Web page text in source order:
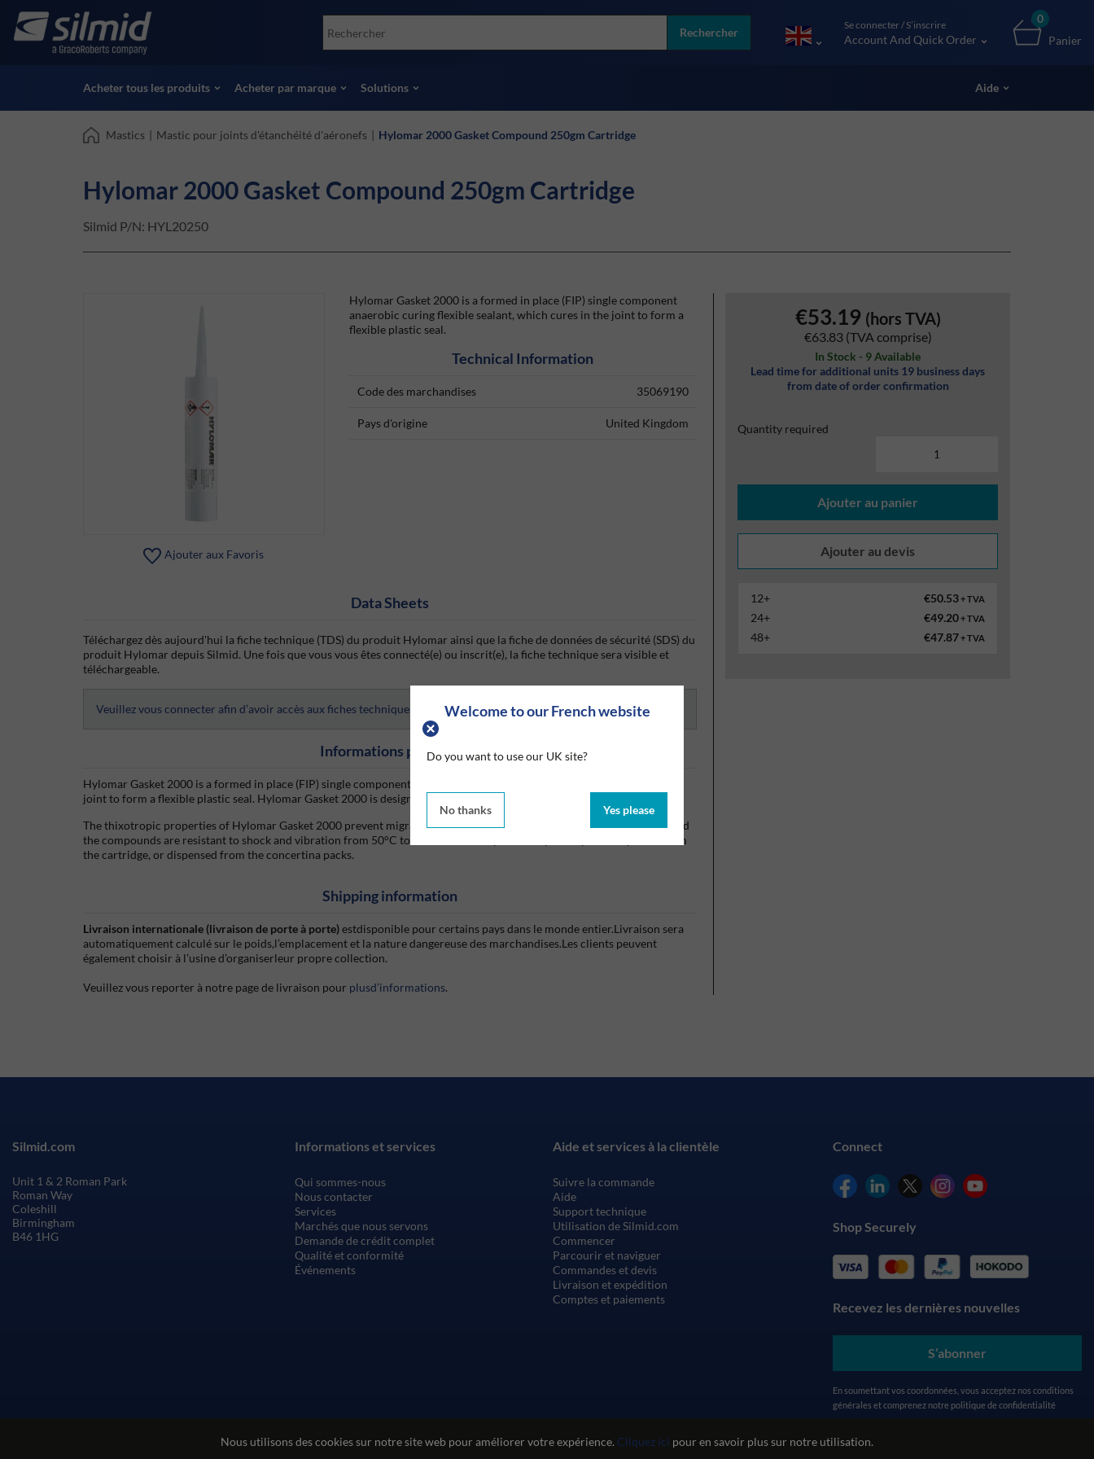
Welcome to our French website
Do you want to use our UK site?
No thanks Yes please
Nous utilisons des cookies sur notre site web pour améliorer votre expérience. Cliquez ici pour en savoir plus sur notre utilisation.
main
Accessories
Essais non destructifs (NDT)
Voir tous les produits
Socomore
Skydrol
Rechercher
Se connecter / S’inscrire
Account And Quick Order
0
Panier
Acheter tous les produits Acheter par marque Solutions Aide
Mastics | Mastic pour joints d'étanchéité d'aéronefs | Hylomar 2000 Gasket Compound 250gm Cartridge
Hylomar 2000 Gasket Compound 250gm Cartridge
Silmid P/N: HYL20250
Ajouter aux Favoris
€53.19 (hors TVA)
€63.83 (TVA comprise)
In Stock - 9 Available
Lead time for additional units 19 business days
from date of order confirmation
Quantity required
Ajouter au panier
12+ €50.53+ TVA
24+ €49.20+ TVA
48+ €47.87+ TVA
Hylomar Gasket 2000 is a formed in place (FIP) single component
anaerobic curing flexible sealant, which cures in the joint to form a
flexible plastic seal.
Technical Information
Code des marchandises 35069190
Pays d'origine United Kingdom
Data Sheets
Téléchargez dès aujourd'hui la fiche technique (TDS) du produit Hylomar ainsi que la fiche de données de sécurité (SDS) du
produit Hylomar depuis Silmid. Une fois que vous vous êtes connecté(e) ou inscrit(e), la fiche technique sera visible et
téléchargeable.
Veuillez vous connecter afin d’avoir accès aux fiches techniques
Informations produits
Hylomar Gasket 2000 is a formed in place (FIP) single component anaerobic curing flexible sealant, which cures in the
joint to form a flexible plastic seal. Hylomar Gasket 2000 is designed to replace traditional solid gaskets.
The thixotropic properties of Hylomar Gasket 2000 prevent migration of the sealant before or during curing. Once cured
the compounds are resistant to shock and vibration from 50°C to 150°C. The compound may be dispensed by hand from
the cartridge, or dispensed from the concertina packs.
Shipping information
Livraison internationale (livraison de porte à porte)estdisponible pour certains pays dans le monde entier.Livraison sera
automatiquement calculé sur le poids,l’emplacement et la nature dangereuse des marchandises.Les clients peuvent
également choisir à l’usine d’organiserleur propre collection.
Veuillez vous reporter à notre page de livraison pour plusd’informations.
Informations et services
Qui sommes-nous
Nous contacter
Services
Marchés que nous servons
Demande de crédit complet
Qualité et conformité
Événements
Aide et services à la clientèle
Suivre la commande
Aide
Support technique
Utilisation de Silmid.com
Commencer
Parcourir et naviguer
Commandes et devis
Livraison et expédition
Comptes et paiements
Connect
Shop Securely
Recevez les dernières nouvelles
S’abonner
En soumettant vos coordonnées, vous acceptez nos conditions
générales et comprenez notre politique de confidentialité
Silmid.com
Unit 1 & 2 Roman Park
Roman Way
Coleshill
Birmingham
B46 1HG